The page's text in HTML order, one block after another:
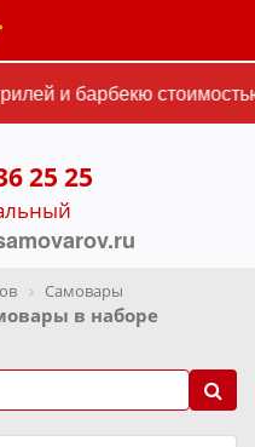
и барбекю
25 25
Самовары
в наборе